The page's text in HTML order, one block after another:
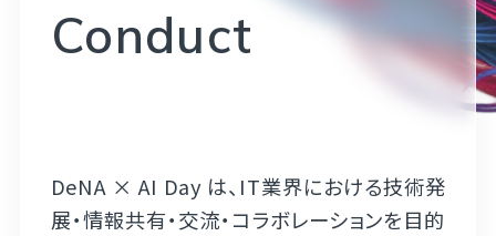
Conduct
DeNA × AI Day は、IT業界における技術発
展・情報共有・交流・コラボレーションを目的